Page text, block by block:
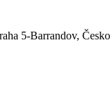
5-Barrandov, Česko